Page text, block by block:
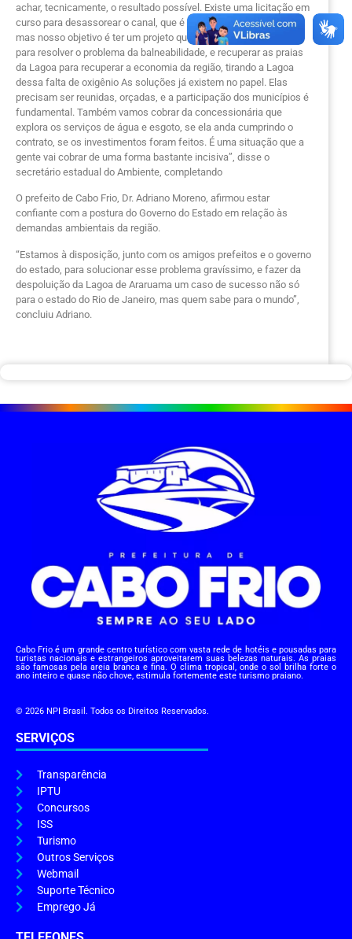
achar, tecnicamente, o resultado possível. Existe uma licitação em
curso para desassorear o canal, que é o primeiro grande passo,
mas nosso objetivo é ter um projeto que contemple as cidades
para resolver o problema da balneabilidade, e recuperar as praias
da Lagoa para recuperar a economia da região, tirando a Lagoa
dessa falta de oxigênio As soluções já existem no papel. Elas
precisam ser reunidas, orçadas, e a participação dos municípios é
fundamental. Também vamos cobrar da concessionária que
explora os serviços de água e esgoto, se ela anda cumprindo o
contrato, se os investimentos foram feitos. É uma situação que a
gente vai cobrar de uma forma bastante incisiva”, disse o
secretário estadual do Ambiente, completando
O prefeito de Cabo Frio, Dr. Adriano Moreno, afirmou estar
confiante com a postura do Governo do Estado em relação às
demandas ambientais da região.
“Estamos à disposição, junto com os amigos prefeitos e o governo
do estado, para solucionar esse problema gravíssimo, e fazer da
despoluição da Lagoa de Araruama um caso de sucesso não só
para o estado do Rio de Janeiro, mas quem sabe para o mundo”,
concluiu Adriano.
Cabo Frio é um grande centro turístico com vasta rede de hotéis e pousadas para
turistas nacionais e estrangeiros aproveitarem suas belezas naturais. As praias
são famosas pela areia branca e fina. O clima tropical, onde o sol brilha forte o
ano inteiro e quase não chove, estimula fortemente este turismo praiano.
© 2026 NPI Brasil. Todos os Direitos Reservados.
SERVIÇOS
Transparência
IPTU
Concursos
ISS
Turismo
Outros Serviços
Webmail
Suporte Técnico
Emprego Já